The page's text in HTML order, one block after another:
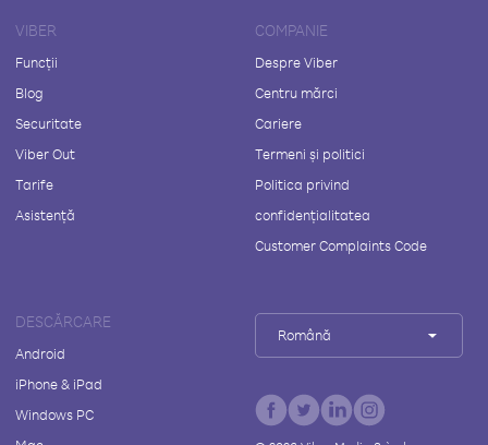
VIBER
Funcții
Blog
Securitate
Viber Out
Tarife
Asistență
COMPANIE
Despre Viber
Centru mărci
Cariere
Termeni și politici
Politica privind
confidențialitatea
Customer Complaints Code
DESCĂRCARE
Android
iPhone & iPad
Windows PC
Română